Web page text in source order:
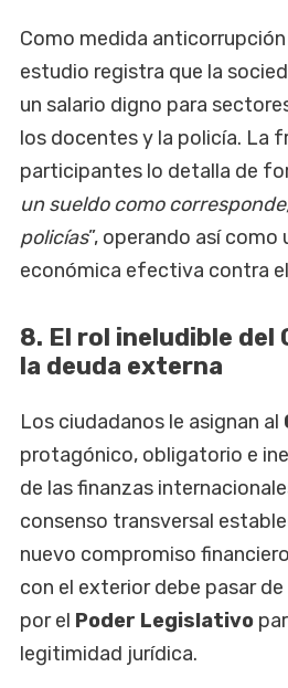
Como medida
estudio registra que la
un salario digno para
los docentes y la policía. La
participantes lo detalla de
un sueldo como
policías”, operando así como
económica efectiva contra
8. El rol ineludible del
la deuda externa
Los ciudadanos le asignan al
protagónico, obligatorio e
de las finanzas
consenso transversal
nuevo compromiso
con el exterior debe pasar
por el Poder Legislativo
legitimidad jurídica.